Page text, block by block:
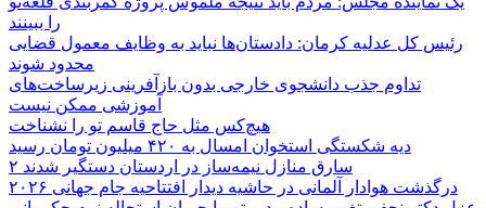
را ببینند
رئیس کل عدلیه کرمان: دادستان‌ها نباید به وظایف معمول قضایی
محدود شوند
تداوم جذب دانشجوی خارجی بدون بازآفرینی زیرساخت‌های
آموزشی ممکن نیست
هیچ‌کس مثل حاج قاسم تو را نشناخت
دیه شکستگی استخوان امسال به ۴۲۰ میلیون تومان رسید
۲ سارق منازل نیمه‌ساز در اردستان دستگیر شدند
درگذشت هوادار آلمانی در حاشیه دیدار افتتاحیه جام جهانی ۲۰۲۶